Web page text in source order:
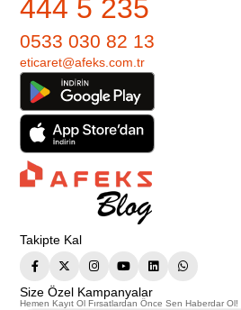
444 5 235
0533 030 82 13
eticaret@afeks.com.tr
Takipte Kal
Size Özel Kampanyalar
Hemen Kayıt Ol Fırsatlardan Önce Sen Haberdar Ol!